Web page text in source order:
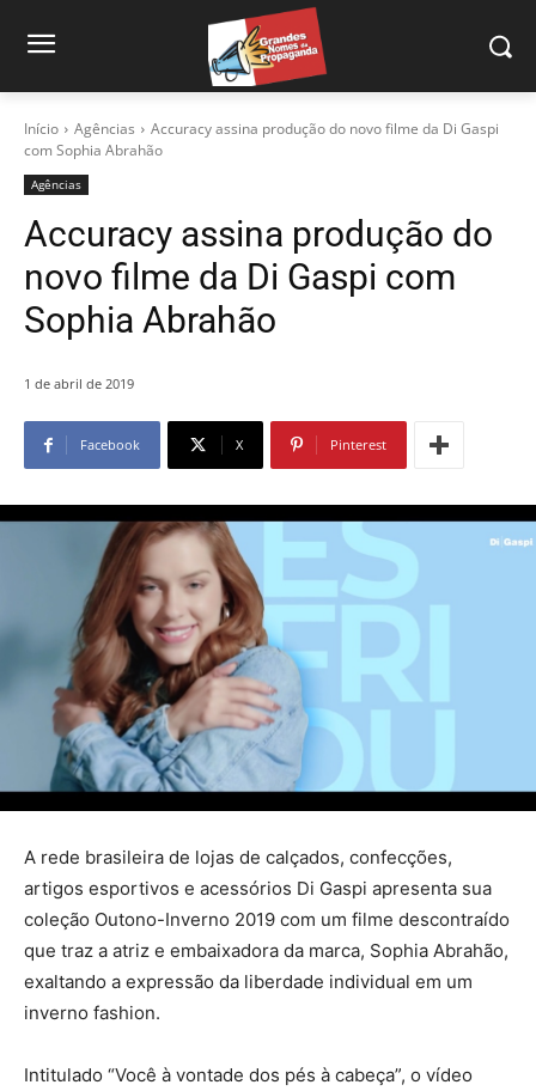
Início Agências
Accuracy assina produção do novo filme da Di Gaspi
com Sophia Abrahão
Agências
Accuracy assina produção do
novo filme da Di Gaspi com
Sophia Abrahão
1 de abril de 2019
Facebook X Pinterest
A rede brasileira de lojas de calçados, confecções,
artigos esportivos e acessórios Di Gaspi apresenta sua
coleção Outono-Inverno 2019 com um filme descontraído
que traz a atriz e embaixadora da marca, Sophia Abrahão,
exaltando a expressão da liberdade individual em um
inverno fashion.
Intitulado “Você à vontade dos pés à cabeça”, o vídeo